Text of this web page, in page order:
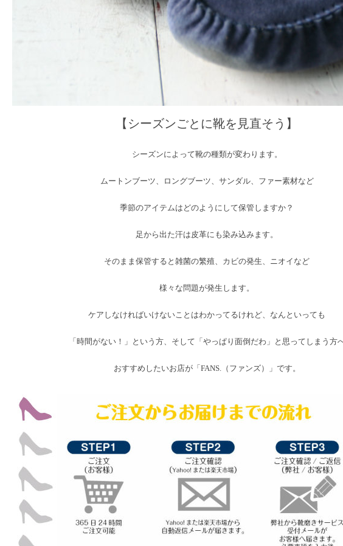
【シーズンごとに靴を見直そう】
シーズンによって靴の種類が変わります。
ムートンブーツ、ロングブーツ、サンダル、ファー素材など
季節のアイテムはどのようにして保管しますか？
足から出た汗は皮革にも染み込みます。
そのまま保管すると雑菌の繁殖、カビの発生、ニオイなど
様々な問題が発生します。
ケアしなければいけないことはわかってるけれど、なんといっても
「時間がない！」という方、そして「やっぱり面倒だわ」と思ってしまう方
おすすめしたいお店が「FANS.（ファンズ）」です。